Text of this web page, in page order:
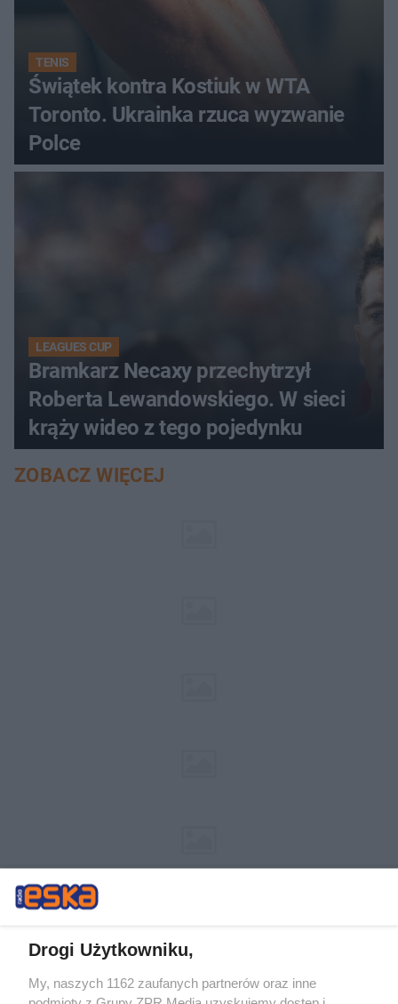
TENIS
Świątek kontra Kostiuk w WTA
Toronto. Ukrainka rzuca wyzwanie
Polce
LEAGUES CUP
Bramkarz Necaxy przechytrzył
Roberta Lewandowskiego. W sieci
krąży wideo z tego pojedynku
ZOBACZ WIĘCEJ
Żaden utwór zamieszczony w serwisie nie może być powielany i
Drogi Użytkowniku,
My, naszych 1162 zaufanych partnerów oraz inne